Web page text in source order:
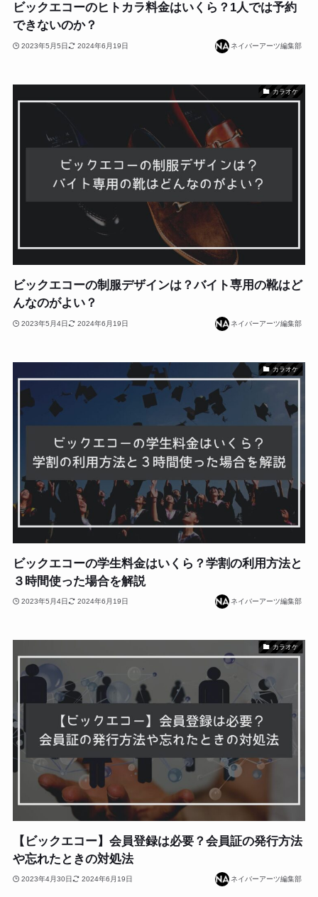
ビックエコーのヒトカラ料金はいくら？1人では予約
できないのか？
2023年5月5日 2024年6月19日 ネイバーアーツ編集部
カラオケ
ビックエコーの制服デザインは？バイト専用の靴はど
んなのがよい？
2023年5月4日 2024年6月19日 ネイバーアーツ編集部
カラオケ
ビックエコーの学生料金はいくら？学割の利用方法と
３時間使った場合を解説
2023年5月4日 2024年6月19日 ネイバーアーツ編集部
カラオケ
【ビックエコー】会員登録は必要？会員証の発行方法
や忘れたときの対処法
2023年4月30日 2024年6月19日 ネイバーアーツ編集部